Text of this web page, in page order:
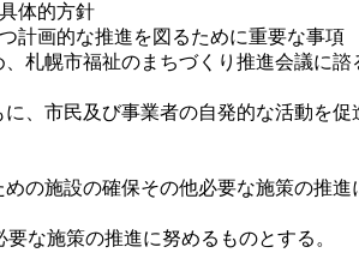
体的方針
計画的な推進を図るために重要な事項
札幌市福祉のまちづくり推進会議に諮
、市民及び事業者の自発的な活動を
施設の確保その他必要な施策の推進
な施策の推進に努めるものとする。